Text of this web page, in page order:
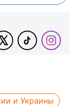
и Украины